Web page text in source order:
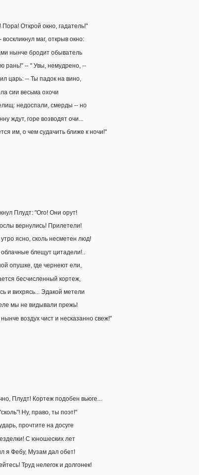
Пора! Открой окно, гадатель!"
воскликнул маг, открыв окно:
нынче бродит обыватель
рань!" -- " Увы, немудрено, --
царь: -- Ты падок на вино,
сии весьма охочи
недоспали, смерды -- но
ждут, горе возводят очи...
им, о чем судачить ближе к ночи!"
Плудт: "Ого! Они орут!
вернулись! Прилетели!
ясно, сколь несметен люд!
блещут цитадели!..
опушке, где чернеют ели,
бесчисленный кортеж,
и вихрясь... Эдакой метели
мы не видывали прежь!
воздух чист и несказанно свеж!"
Плудт! Кортеж подобен вьюге...
Ну, право, ты поэт!"
прочтите на досуге
С юношеских лет
я Фебу, Музам дал обет!
Труд нелегок и долгонек!